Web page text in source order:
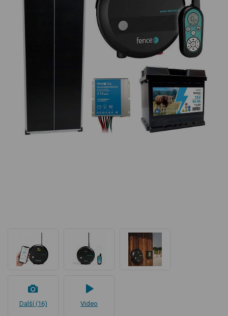
Další (16) Video